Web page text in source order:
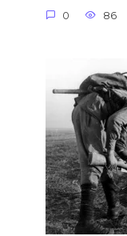
0 86